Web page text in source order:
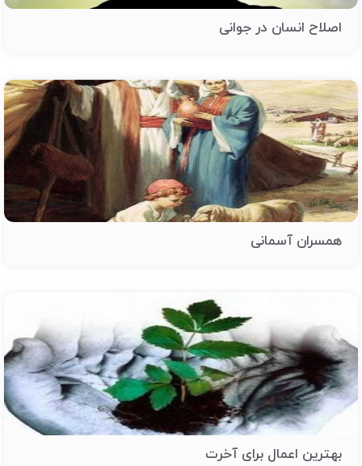
اصلاح انسان در جوانی
همسران آسمانی
بهترین اعمال برای آخرت